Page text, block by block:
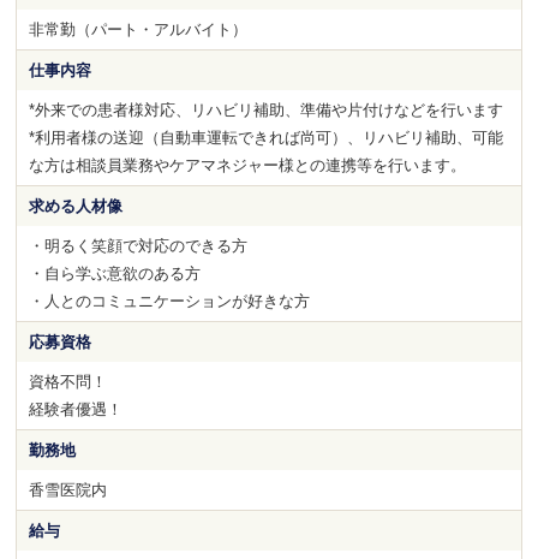
非常勤（パート・アルバイト）
仕事内容
*外来での患者様対応、リハビリ補助、準備や片付けなどを行います
*利用者様の送迎（自動車運転できれば尚可）、リハビリ補助、可能
な方は相談員業務やケアマネジャー様との連携等を行います。
求める人材像
・明るく笑顔で対応のできる方
・自ら学ぶ意欲のある方
・人とのコミュニケーションが好きな方
応募資格
資格不問！
経験者優遇！
勤務地
香雪医院内
給与